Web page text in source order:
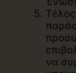
να